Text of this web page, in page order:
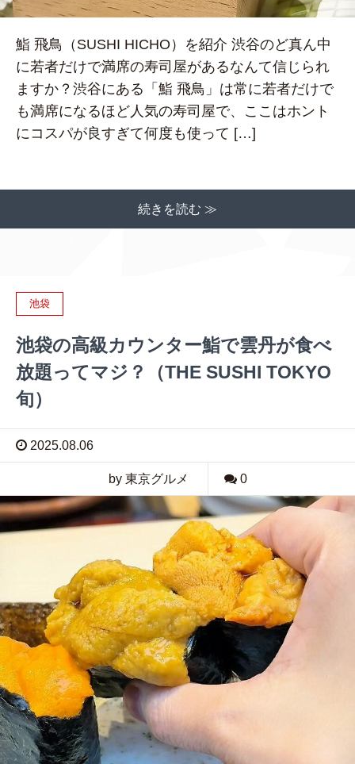
鮨 飛鳥（SUSHI HICHO）を紹介 渋谷のど真ん中
に若者だけで満席の寿司屋があるなんて信じられ
ますか？渋谷にある「鮨 飛鳥」は常に若者だけで
も満席になるほど人気の寿司屋で、ここはホント
にコスパが良すぎて何度も使って […]
続きを読む ≫
池袋
池袋の高級カウンター鮨で雲丹が食べ
放題ってマジ？（THE SUSHI TOKYO
旬）
2025.08.06
by 東京グルメ 0